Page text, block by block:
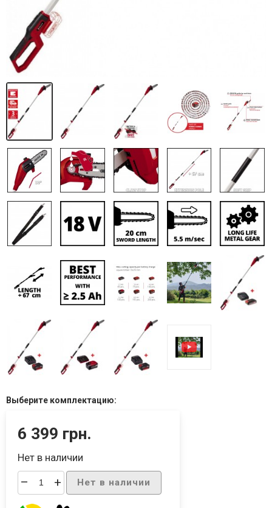
Выберите комплектацию:
6 399 грн.
Нет в наличии
– + Нет в наличии